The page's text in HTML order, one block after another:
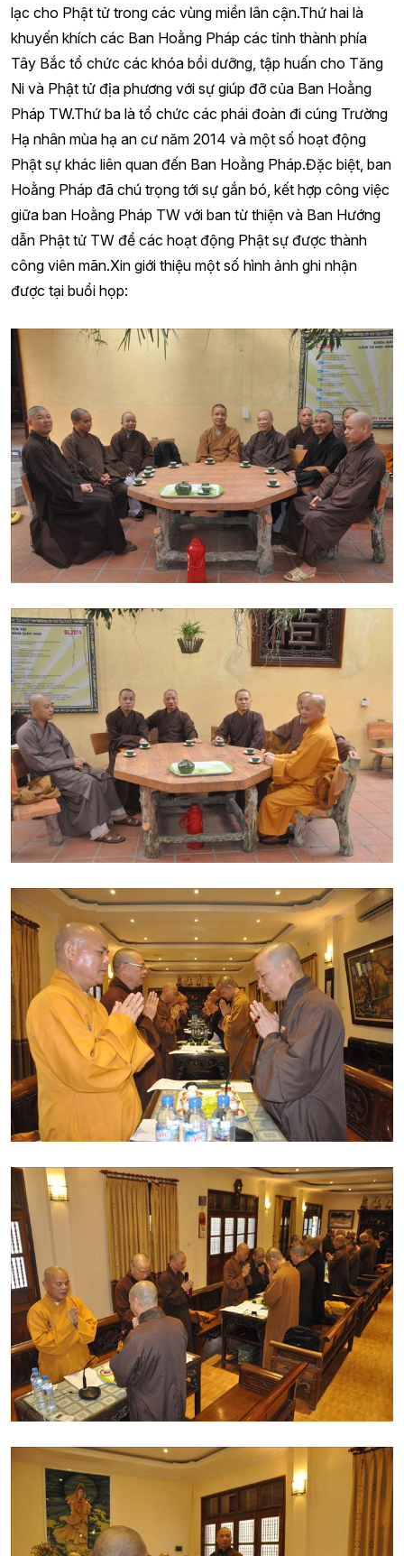
lạc cho Phật tử trong các vùng miền lân cận.Thứ hai là
khuyến khích các Ban Hoằng Pháp các tỉnh thành phía
Tây Bắc tổ chức các khóa bồi dưỡng, tập huấn cho Tăng
Ni và Phật tử địa phương với sự giúp đỡ của Ban Hoằng
Pháp TW.Thứ ba là tổ chức các phái đoàn đi cúng Trường
Hạ nhân mùa hạ an cư năm 2014 và một số hoạt động
Phật sự khác liên quan đến Ban Hoằng Pháp.Đặc biệt, ban
Hoằng Pháp đã chú trọng tới sự gắn bó, kết hợp công việc
giữa ban Hoằng Pháp TW với ban từ thiện và Ban Hướng
dẫn Phật tử TW để các hoạt động Phật sự được thành
công viên mãn.Xin giới thiệu một số hình ảnh ghi nhận
được tại buổi họp: